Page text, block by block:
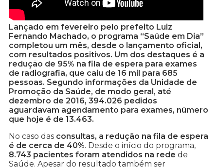
Lançado em fevereiro pelo prefeito Luiz
Fernando Machado, o programa “Saúde em Dia”
completou um mês, desde o lançamento oficial,
com resultados positivos. Um dos destaques é a
redução de 95% na fila de espera para exames
de radiografia, que caiu de 16 mil para 685
pessoas. Segundo informações da Unidade de
Promoção da Saúde, de modo geral, até
dezembro de 2016, 394.026 pedidos
aguardavam agendamento para exames, número
que hoje é de 13.463.
No caso das consultas, a redução na fila de espera
é de cerca de 40%. Desde o início do programa,
8.743 pacientes foram atendidos na rede de
Saúde. Apesar do resultado também ser